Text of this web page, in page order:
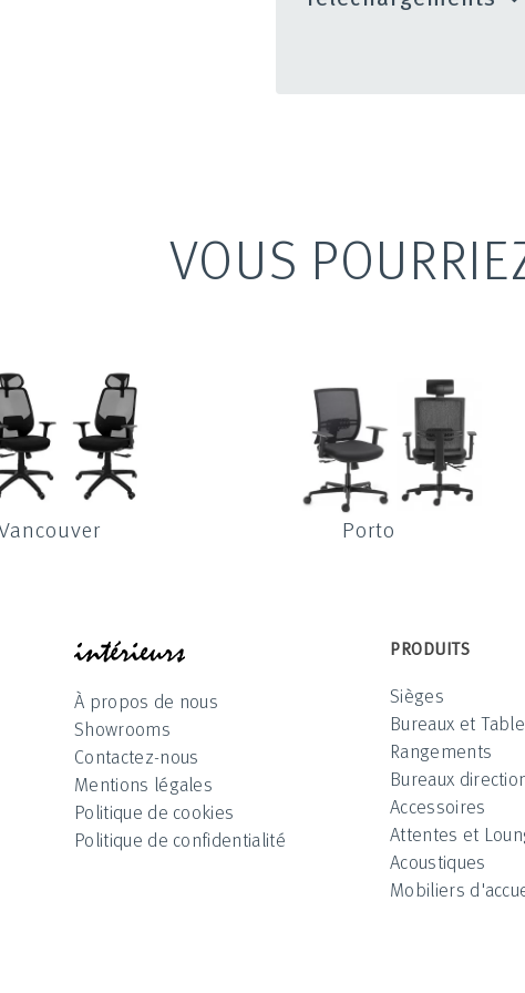
VOUS
Porto
À propos de nous
Showrooms
Contactez-nous
Mentions légales
Politique de cookies
Politique de confidentialité
PRODUITS
Sièges
Bureaux et
Rangements
Bureaux
Accessoires
Attentes et
Acoustiques
Mobiliers